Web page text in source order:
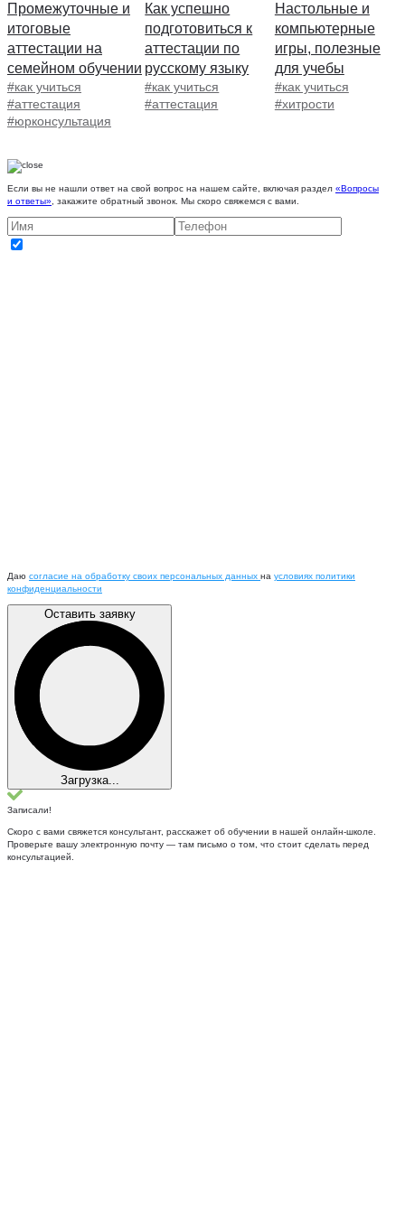
Промежуточные и
итоговые
аттестации на
семейном обучении
#как учиться
#аттестация
#юрконсультация
Как успешно
подготовиться к
аттестации по
русскому языку
#как учиться
#аттестация
Настольные и
компьютерные
игры, полезные
для учебы
#как учиться
#хитрости
Если вы не нашли ответ на свой вопрос на нашем сайте, включая раздел «Вопросы
и ответы», закажите обратный звонок. Мы скоро свяжемся с вами.
Даю согласие на обработку своих персональных данных на условиях политики
конфиденциальности
Оставить заявку
Загрузка...
Записали!
Скоро с вами свяжется консультант, расскажет об обучении в нашей онлайн-школе.
Проверьте вашу электронную почту — там письмо о том, что стоит сделать перед
консультацией.